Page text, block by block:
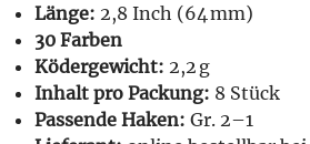
Länge: 2,8 Inch (64 mm)
30 Farben
Ködergewicht: 2,2 g
Inhalt pro Packung: 8 Stück
Passende Haken: Gr. 2–1